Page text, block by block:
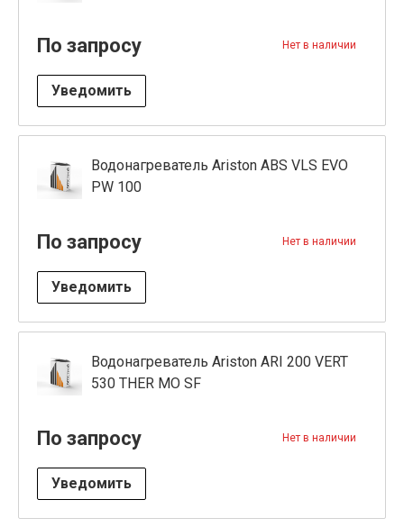
По запросу Нет в наличии
Уведомить
Водонагреватель Ariston ABS VLS EVO
PW 100
По запросу Нет в наличии
Уведомить
Водонагреватель Ariston ARI 200 VERT
530 THER MO SF
По запросу Нет в наличии
Уведомить